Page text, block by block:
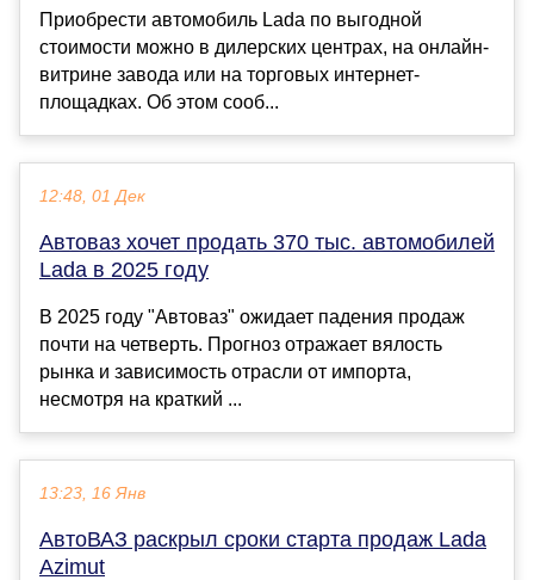
Приобрести автомобиль Lada по выгодной
стоимости можно в дилерских центрах, на онлайн-
витрине завода или на торговых интернет-
площадках. Об этом сооб...
12:48, 01 Дек
Автоваз хочет продать 370 тыс. автомобилей
Lada в 2025 году
В 2025 году "Автоваз" ожидает падения продаж
почти на четверть. Прогноз отражает вялость
рынка и зависимость отрасли от импорта,
несмотря на краткий ...
13:23, 16 Янв
АвтоВАЗ раскрыл сроки старта продаж Lada
Azimut